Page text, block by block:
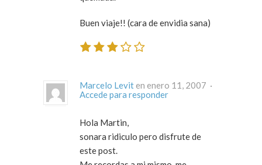
Buen viaje!! (cara de envidia sana)
Marcelo Levit
en enero 11, 2007 ·
Accede para responder
Hola Martin,
sonara ridiculo pero disfrute de
este post.